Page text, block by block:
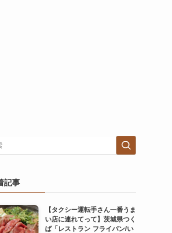
記事
【タクシー運転手さん一番うま
い店に連れてって】茨城県つく
ば「レストラン フライパン/い